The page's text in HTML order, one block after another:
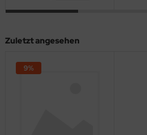
Zuletzt angesehen
9%